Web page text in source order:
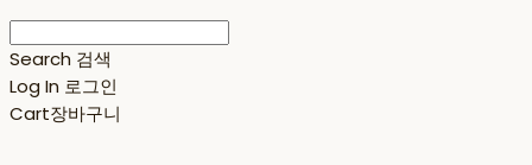
Search 검색
Log In 로그인
Cart장바구니